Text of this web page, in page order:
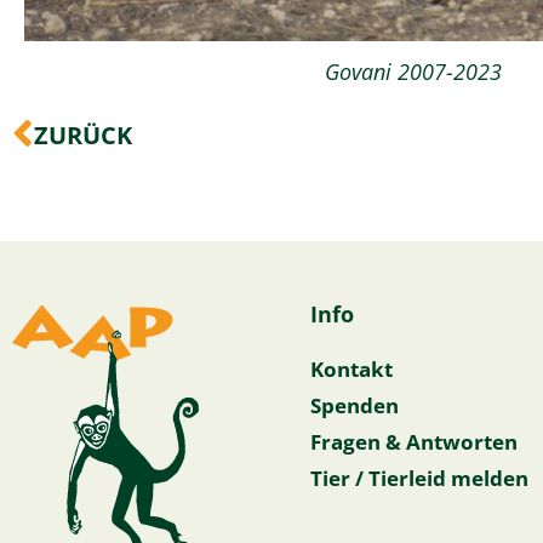
Govani 2007-2023
Zurück
ZURÜCK
Info
Kontakt
Spenden
Fragen & Antworten
Tier / Tierleid melden